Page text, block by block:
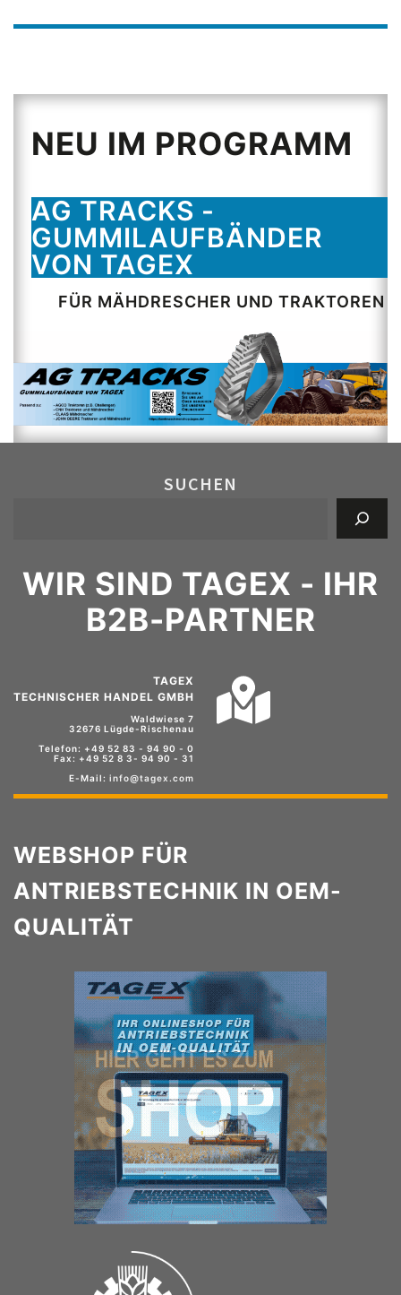
NEU IM PROGRAMM
AG TRACKS -
GUMMILAUFBÄNDER
VON TAGEX
FÜR MÄHDRESCHER UND TRAKTOREN
SUCHEN
WIR SIND TAGEX - IHR
B2B-PARTNER
TAGEX
TECHNISCHER HANDEL GMBH
Waldwiese 7
32676 Lügde-Rischenau
Telefon: +49 52 83 - 94 90 - 0
Fax: +49 52 8 3- 94 90 - 31
E-Mail: info@tagex.com
WEBSHOP FÜR
ANTRIEBSTECHNIK IN OEM-
QUALITÄT